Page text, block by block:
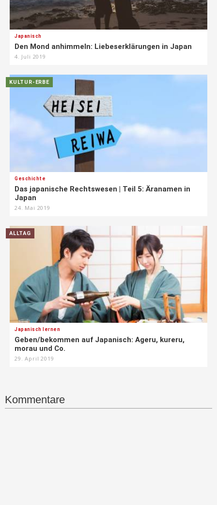
Japanisch
Den Mond anhimmeln: Liebeserklärungen in Japan
4. Juli 2019
KULTUR-ERBE
Geschichte
Das japanische Rechtswesen | Teil 5: Äranamen in
Japan
24. Mai 2019
ALLTAG
Japanisch lernen
Geben/bekommen auf Japanisch: Ageru, kureru,
morau und Co.
29. April 2019
Kommentare